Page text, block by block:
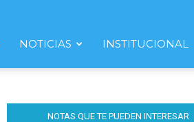
NOTICIAS INSTITUCIONAL
NOTAS QUE TE PUEDEN INTERESAR